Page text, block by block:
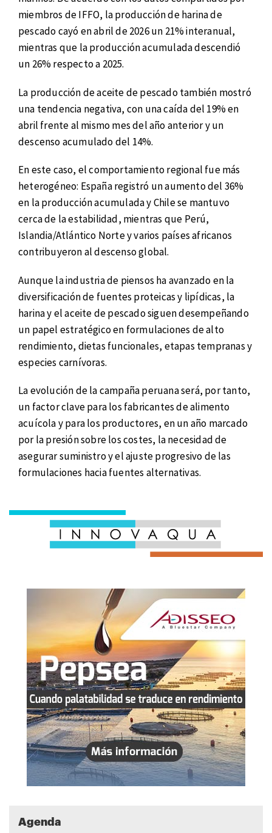
miembros de IFFO, la producción de harina de
pescado cayó en abril de 2026 un 21% interanual,
mientras que la producción acumulada descendió
un 26% respecto a 2025.
La producción de aceite de pescado también mostró
una tendencia negativa, con una caída del 19% en
abril frente al mismo mes del año anterior y un
descenso acumulado del 14%.
En este caso, el comportamiento regional fue más
heterogéneo: España registró un aumento del 36%
en la producción acumulada y Chile se mantuvo
cerca de la estabilidad, mientras que Perú,
Islandia/Atlántico Norte y varios países africanos
contribuyeron al descenso global.
Aunque la industria de piensos ha avanzado en la
diversificación de fuentes proteicas y lipídicas, la
harina y el aceite de pescado siguen desempeñando
un papel estratégico en formulaciones de alto
rendimiento, dietas funcionales, etapas tempranas y
especies carnívoras.
La evolución de la campaña peruana será, por tanto,
un factor clave para los fabricantes de alimento
acuícola y para los productores, en un año marcado
por la presión sobre los costes, la necesidad de
asegurar suministro y el ajuste progresivo de las
formulaciones hacia fuentes alternativas.
Agenda